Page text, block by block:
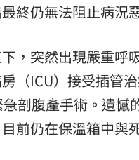
終仍無法阻止病況
，突然出現嚴重呼
（ICU）接受插管
剖腹產手術。遺
前仍在保溫箱中與